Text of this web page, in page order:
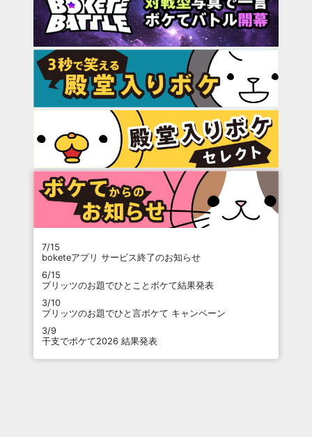
7/15
boketeアプリ サービス終了のお知らせ
6/15
プリッツのお題でひとことボケて結果発表
3/10
プリッツのお題でひと言ボケて キャンペーン
3/9
干支でボケて2026 結果発表